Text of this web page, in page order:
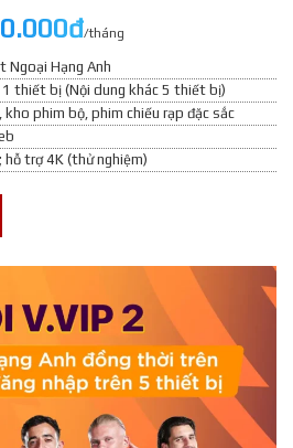
/tháng
Ngoại Hạng Anh
1 thiết bị (Nội dung khác 5 thiết bị)
phim bộ, phim chiếu rạp đặc sắc
hỗ trợ 4K (thử nghiệm)